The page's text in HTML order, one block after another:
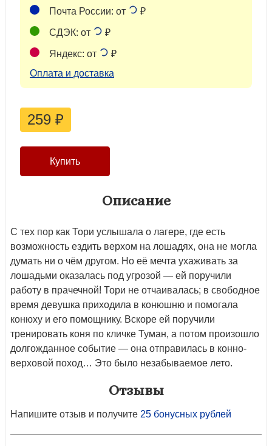
Почта России: от ₽
СДЭК: от ₽
Яндекс: от
₽
Оплата и доставка
259 ₽
Описание
С тех пор как Тори услышала о лагере, где есть
возможность ездить верхом на лошадях, она не могла
думать ни о чём другом. Но её мечта ухаживать за
лошадьми оказалась под угрозой — ей поручили
работу в прачечной! Тори не отчаивалась; в свободное
время девушка приходила в конюшню и помогала
конюху и его помощнику. Вскоре ей поручили
тренировать коня по кличке Туман, а потом произошло
долгожданное событие — она отправилась в конно-
верховой поход… Это было незабываемое лето.
Отзывы
Напишите отзыв и получите 25 бонусных рублей